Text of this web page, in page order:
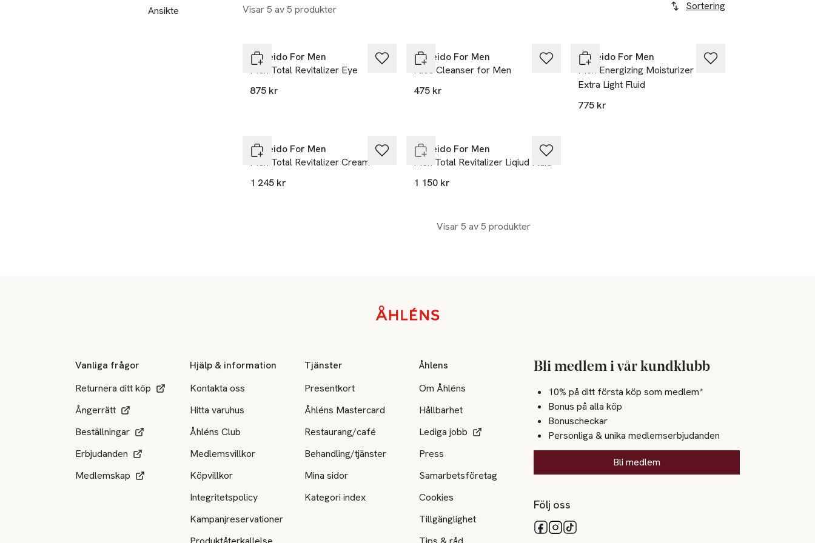
Ansikte Visar 5 av 5 produkter Sortering
Shiseido For Men
Men Total Revitalizer Eye
875 kr
Shiseido For Men
Face Cleanser for Men
475 kr
Shiseido For Men
Men Energizing Moisturizer
Extra Light Fluid
775 kr
Shiseido For Men
Men Total Revitalizer Cream
1 245 kr
Shiseido For Men
Men Total Revitalizer Liqiud Fluid
1 150 kr
Visar 5 av 5 produkter
Vanliga frågor
Returnera ditt köp
Ångerrätt
Beställningar
Erbjudanden
Medlemskap
Hjälp & information
Kontakta oss
Hitta varuhus
Åhléns Club
Medlemsvillkor
Köpvillkor
Integritetspolicy
Kampanjreservationer
Tjänster
Presentkort
Åhléns Mastercard
Restaurang/café
Behandling/tjänster
Mina sidor
Kategori index
Åhlens
Om Åhléns
Hållbarhet
Lediga jobb
Press
Samarbetsföretag
Cookies
Tillgänglighet
Bli medlem i vår kundklubb
10% på ditt första köp som medlem*
Bonus på alla köp
Bonuscheckar
Personliga & unika medlemserbjudanden
Bli medlem
Följ oss